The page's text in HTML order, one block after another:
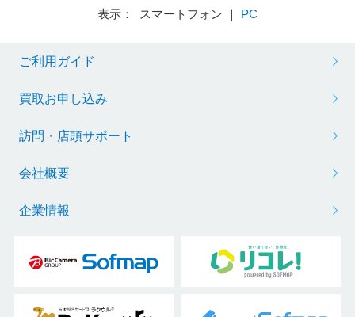
表示： スマートフォン ｜ PC
ご利用ガイド
買取お申し込み
訪問・店頭サポート
会社概要
企業情報